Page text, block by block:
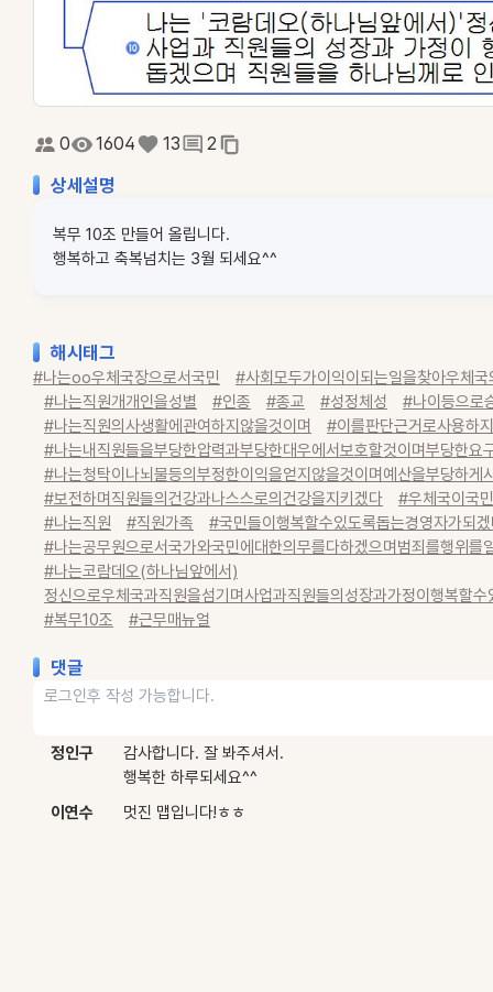
0 1604 13 2
상세설명
복무 10조 만들어 올립니다.
행복하고 축복넘치는 3월 되세요^^
해시태그
#나는oo우체국장으로서국민
#사회모두가이익이되는일을찾아우체
#나는직원개개인을성별
#인종 #종교 #성정체성
#나이등으로
#나는직원의사생활에관여하지않을것이며
#이를판단근거로사용하
#나는내직원들을부당한압력과부당한대우에서보호할것이며부당한요
#나는청탁이나뇌물등의부정한이익을얻지않을것이며예산을부당하게
#보전하며직원들의건강과나스스로의건강을지키겠다
#우체국이국
#나는직원
#직원가족
#국민들이행복할수있도록돕는경영자가되
#나는공무원으로서국가와국민에대한의무를다하겠으며범죄를행위를
#나는코람데오(하나님앞에서)
정신으로우체국과직원을섬기며사업과직원들의성장과가정이행복할
#복무10조
#근무매뉴얼
댓글
정인구
감사합니다. 잘 봐주셔서.
행복한 하루되세요^^
이연수
멋진 맵입니다!ㅎㅎ